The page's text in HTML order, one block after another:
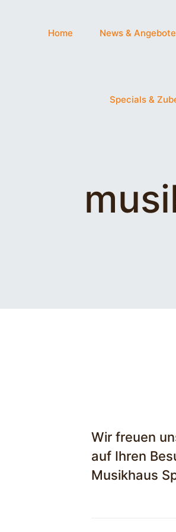
Home News & Angebote
Specials &
Wir freuen
auf Ihren
Musikhaus